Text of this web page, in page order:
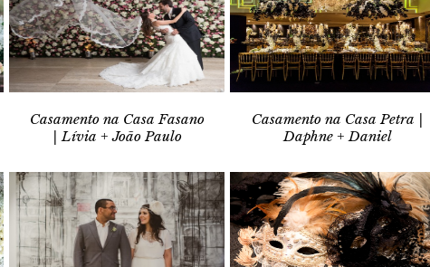
Casamento na Casa Fasano
| Lívia + João Paulo
Casamento na Casa Petra |
Daphne + Daniel